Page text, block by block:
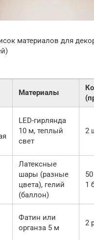
материалов для
Материалы
LED-гирлянда
10 м, теплый
свет
2
Латексные
шары (разные
цвета), гелий
(баллон)
1
Фатин или
органза 5 м
2